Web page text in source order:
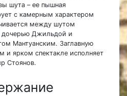
шута – ее пышная
с камерным характером
между шутом
дочерью Джильдой и
Мантуанским. Заглавную
и ярком спектакле исполняет
Стоянов.